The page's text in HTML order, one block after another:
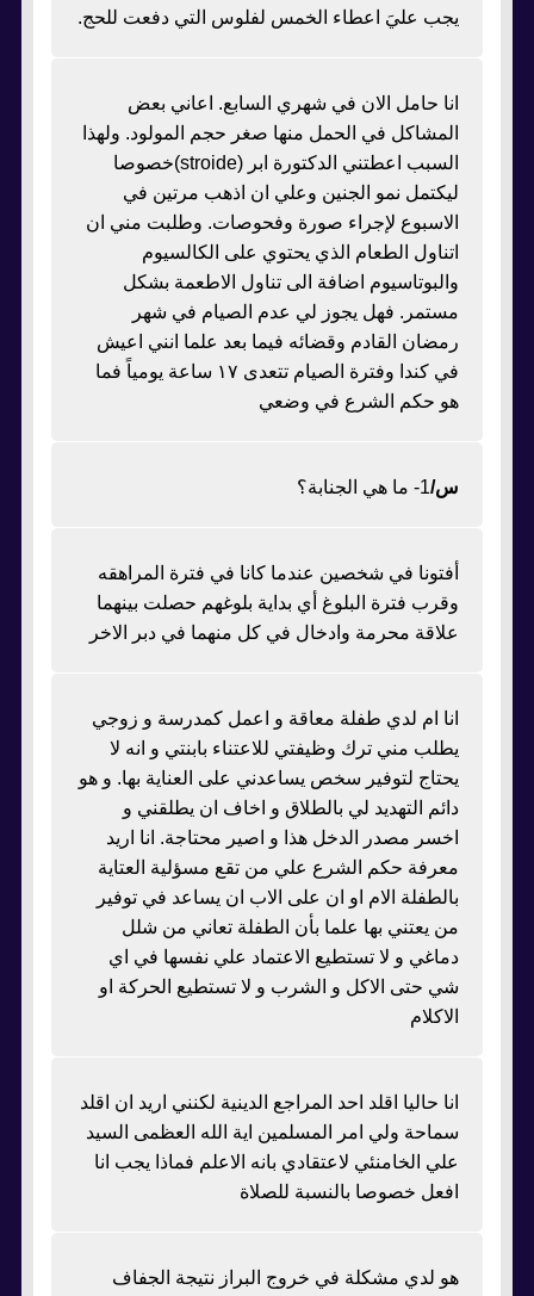
يجب عليَ اعطاء الخمس لفلوس التي دفعت للحج.
انا حامل الان في شهري السابع. اعاني بعض
المشاكل في الحمل منها صغر حجم المولود. ولهذا
السبب اعطتني الدكتورة ابر (stroide)خصوصا
ليكتمل نمو الجنين وعلي ان اذهب مرتين في
الاسبوع لإجراء صورة وفحوصات. وطلبت مني ان
اتناول الطعام الذي يحتوي على الكالسيوم
والبوتاسيوم اضافة الى تناول الاطعمة بشكل
مستمر. فهل يجوز لي عدم الصيام في شهر
رمضان القادم وقضائه فيما بعد علما انني اعيش
في كندا وفترة الصيام تتعدى ١٧ ساعة يومياً فما
هو حكم الشرع في وضعي
س/1- ما هي الجنابة؟
أفتونا في شخصين عندما كانا في فترة المراهقه
وقرب فترة البلوغ أي بداية بلوغهم حصلت بينهما
علاقة محرمة وادخال في كل منهما في دبر الاخر
انا ام لدي طفلة معاقة و اعمل كمدرسة و زوجي
يطلب مني ترك وظيفتي للاعتناء بابنتي و انه لا
يحتاج لتوفير سخص يساعدني على العناية بها. و هو
دائم التهديد لي بالطلاق و اخاف ان يطلقني و
اخسر مصدر الدخل هذا و اصير محتاجة. انا اريد
معرفة حكم الشرع علي من تقع مسؤلية العتاية
بالطفلة الام او ان على الاب ان يساعد في توفير
من يعتني بها علما بأن الطفلة تعاني من شلل
دماغي و لا تستطيع الاعتماد علي نفسها في اي
شي حتى الاكل و الشرب و لا تستطيع الحركة او
الاكلام
انا حاليا اقلد احد المراجع الدينية لكنني اريد ان اقلد
سماحة ولي امر المسلمين اية الله العظمى السيد
علي الخامنئي لاعتقادي بانه الاعلم فماذا يجب انا
افعل خصوصا بالنسبة للصلاة
هو لدي مشكلة في خروج البراز نتيجة الجفاف